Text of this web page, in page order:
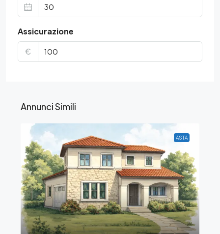
Assicurazione
€
Annunci Simili
ASTA